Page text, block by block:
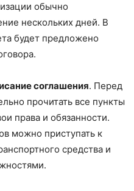
обычно
нескольких дней. В
будет предложено
соглашения. Перед
прочитать все пункты
права и обязанности.
можно приступать к
средства и